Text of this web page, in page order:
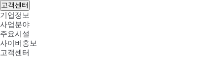
고객센터
기업정보
사업분야
주요시설
사이버홍보
고객센터